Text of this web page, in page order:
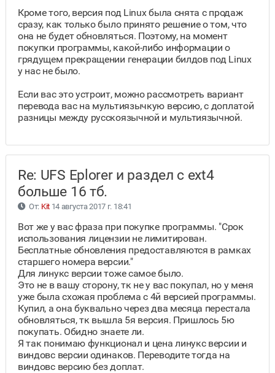
Кроме того, версия под Linux была снята с продаж
сразу, как только было принято решение о том, что
она не будет обновляться. Поэтому, на момент
покупки программы, какой-либо информации о
грядущем прекращении генерации билдов под Linux
у нас не было.
Если вас это устроит, можно рассмотреть вариант
перевода вас на мультиязычкую версию, с доплатой
разницы между русскоязычной и мультиязычной.
Re: UFS Eplorer и раздел с ext4
больше 16 тб.
От: Kit14 августа 2017 г. 18:41
Вот же у вас фраза при покупке программы. "Срок
использования лицензии не лимитирован.
Бесплатные обновления предоставляются в рамках
старшего номера версии."
Для линукс версии тоже самое было.
Это не в вашу сторону, тк не у вас покупал, но у меня
уже была схожая проблема с 4й версией программы.
Купил, а она буквально через два месяца перестала
обновляться, тк вышла 5я версия. Пришлось 5ю
покупать. Обидно знаете ли.
Я так понимаю функционал и цена линукс версии и
виндовс версии одинаков. Переводите тогда на
виндовс версию без доплат.